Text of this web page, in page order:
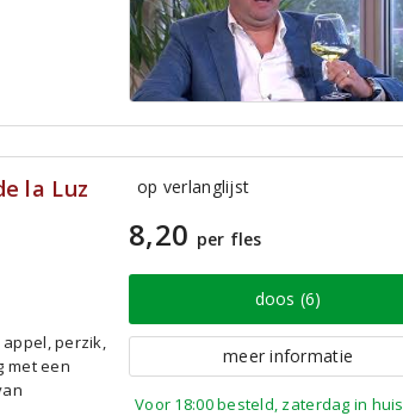
la Luz
appel, perzik,
met een
op verlanglijst
8,20 per fles
doos (6)
meer informatie
Voor 18:00 besteld, zaterdag in huis